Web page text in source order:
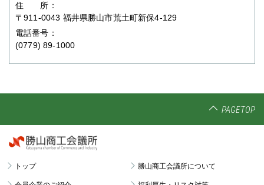
住 所：
〒911-0043 福井県勝山市荒土町新保4-129
電話番号：
(0779) 89-1000
PAGETOP
トップ 勝山商工会議所について